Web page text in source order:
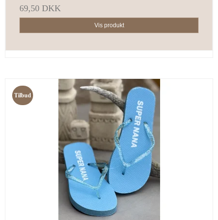
69,50 DKK
Vis produkt
Tilbud